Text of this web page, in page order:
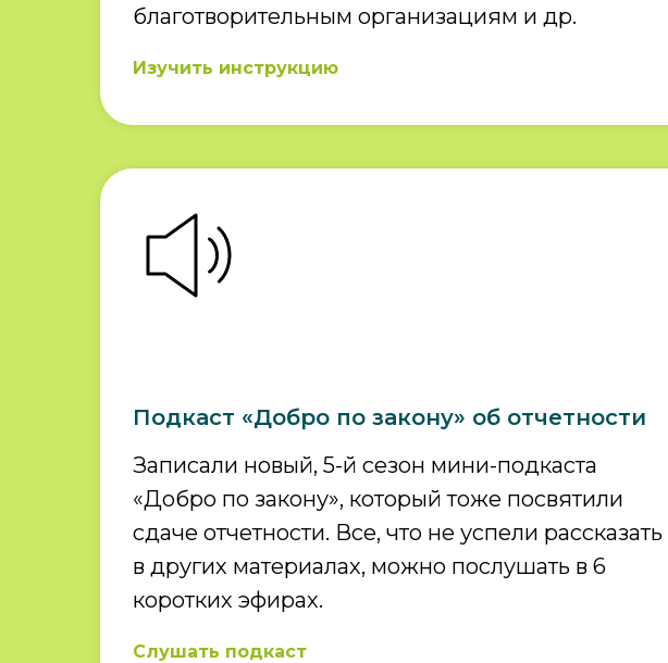
благотворительным организациям и др.
Изучить инструкцию
Подкаст «Добро по закону» об отчетности
Записали новый, 5-й сезон мини-подкаста
«Добро по закону», который тоже посвятили
сдаче отчетности. Все, что не успели рассказать
в других материалах, можно послушать в 6
коротких эфирах.
Слушать подкаст